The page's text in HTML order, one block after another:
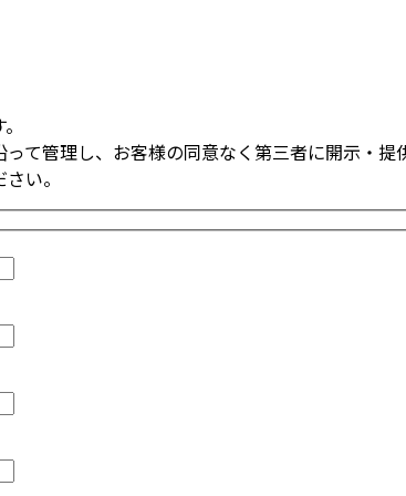
て管理し、お客様の同意なく第三者に開示・提
い。